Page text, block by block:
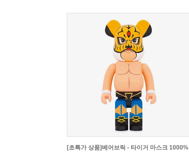
[초특가 상품]베어브릭 - 타이거 마스크 1000%